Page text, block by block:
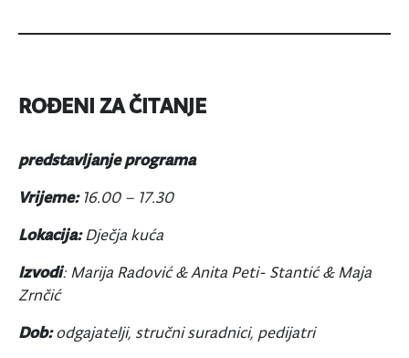
ROĐENI ZA ČITANJE
predstavljanje programa
Vrijeme:16.00 – 17.30
Lokacija:Dječja kuća
Izvodi: Marija Radović & Anita Peti- Stantić & Maja
Zrnčić
Dob:odgajatelji, stručni suradnici, pedijatri